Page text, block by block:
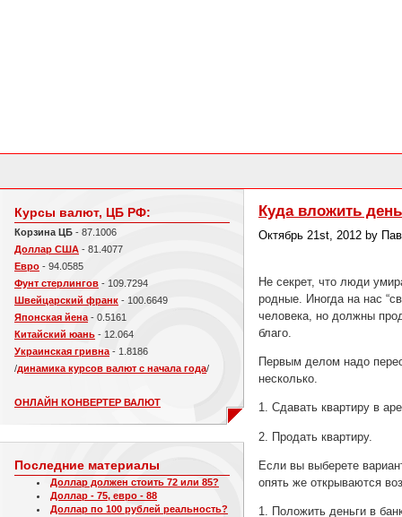
Курсы валют, ЦБ РФ:
Корзина ЦБ - 87.1006
Доллар США - 81.4077
Евро - 94.0585
Фунт стерлингов - 109.7294
Швейцарский франк - 100.6649
Японская йена - 0.5161
Китайский юань - 12.064
Украинская гривна - 1.8186
/динамика курсов валют с начала года/
ОНЛАЙН КОНВЕРТЕР ВАЛЮТ
Последние материалы
Доллар должен стоить 72 или 85?
Доллар - 75, евро - 88
Доллар по 100 рублей реальность?
Куда вложить
Октябрь 21st, 2012 by
Не секрет, что люди
родные. Иногда на нас
человека, но должны
благо.
Первым делом надо
несколько.
1. Сдавать квартиру в
2. Продать квартиру.
Если вы выберете
опять же открываются
1. Положить деньги в